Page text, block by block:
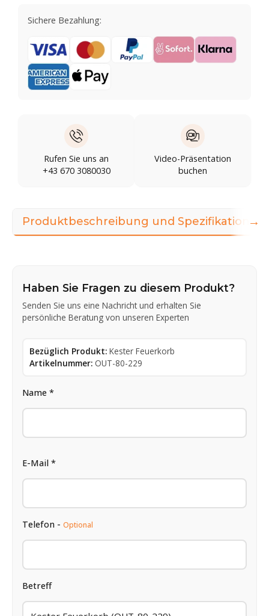
Sichere Bezahlung:
Rufen Sie uns an
+43 670 3080030
Video-Präsentation
buchen
Produktbeschreibung und Spezifikationen
Haben Sie Fragen zu diesem Produkt?
Senden Sie uns eine Nachricht und erhalten Sie
persönliche Beratung von unseren Experten
Bezüglich Produkt: Kester Feuerkorb
Artikelnummer: OUT-80-229
Name *
E-Mail *
Telefon - Optional
Betreff
→